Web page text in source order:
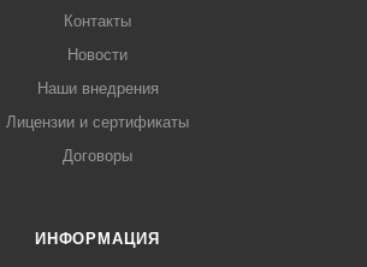
Контакты
Новости
Наши внедрения
Лицензии и сертификаты
Договоры
ИНФОРМАЦИЯ